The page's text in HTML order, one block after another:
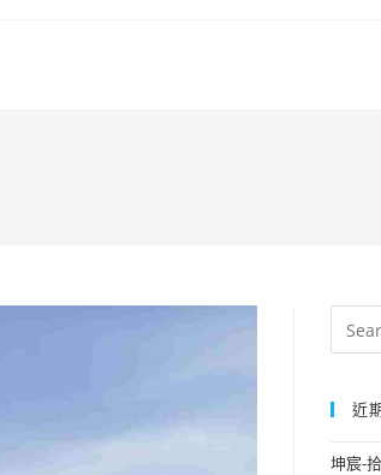
近
坤宸-